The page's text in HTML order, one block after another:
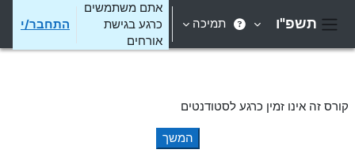
תשפ"ו תמיכה
אתם משתמשים
כרגע בגישת
אורחים
התחבר/י
קורס זה אינו זמין כרגע לסטודנטים
המשך